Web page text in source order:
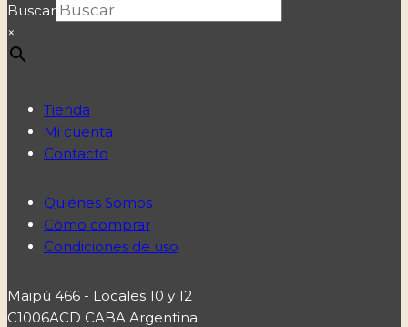
Buscar
×
Tienda
Mi cuenta
Contacto
Quiénes Somos
Cómo comprar
Condiciones de uso
Maipú 466 - Locales 10 y 12
C1006ACD CABA Argentina